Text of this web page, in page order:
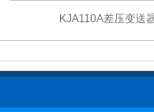
KJA110A差压变送